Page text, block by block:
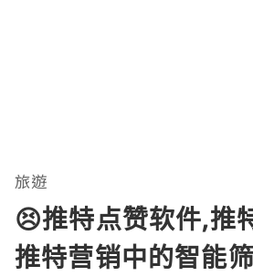
旅遊
😣推特点赞软件,推
推特营销中的智能